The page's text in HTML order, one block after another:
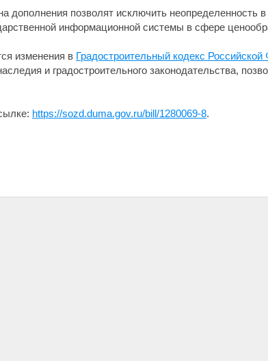
дополнения позволят исключить неопределенность
информационной системы в сфере
изменения в Градостроительный кодекс
и градостроительного законодательства,
https://sozd.duma.gov.ru/bill/1280069-8.